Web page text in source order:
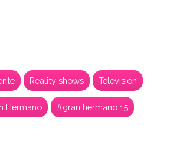
Reality shows Televisión
Hermano #gran hermano 15